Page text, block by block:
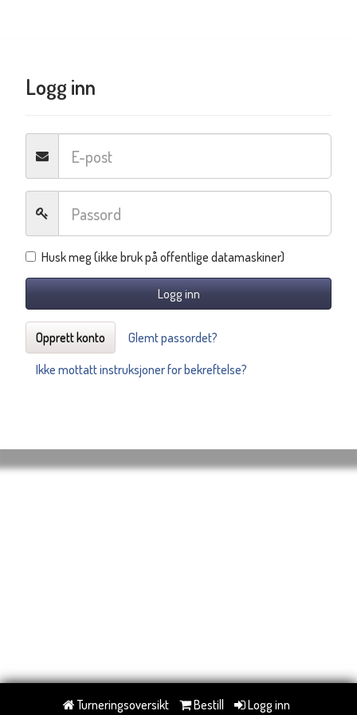
Logg inn
Husk meg (ikke bruk på offentlige datamaskiner)
Logg inn
Opprett konto
Glemt passordet?
Ikke mottatt instruksjoner for bekreftelse?
Turneringsoversikt Bestill Logg inn